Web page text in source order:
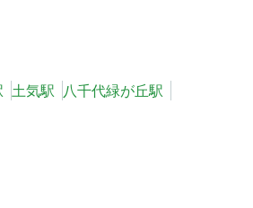
土気駅 八千代緑が丘駅